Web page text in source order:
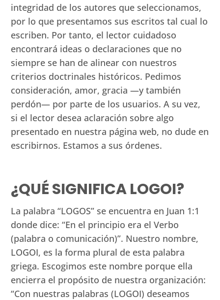
integridad de los autores que seleccionamos,
por lo que presentamos sus escritos tal cual lo
escriben. Por tanto, el lector cuidadoso
encontrará ideas o declaraciones que no
siempre se han de alinear con nuestros
criterios doctrinales históricos. Pedimos
consideración, amor, gracia —y también
perdón— por parte de los usuarios. A su vez,
si el lector desea aclaración sobre algo
presentado en nuestra página web, no dude en
escribirnos. Estamos a sus órdenes.
¿QUÉ SIGNIFICA LOGOI?
La palabra “LOGOS” se encuentra en Juan 1:1
donde dice: “En el principio era el Verbo
(palabra o comunicación)”. Nuestro nombre,
LOGOI, es la forma plural de esta palabra
griega. Escogimos este nombre porque ella
encierra el propósito de nuestra organización:
“Con nuestras palabras (LOGOI) deseamos